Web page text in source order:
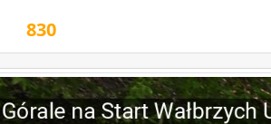
830